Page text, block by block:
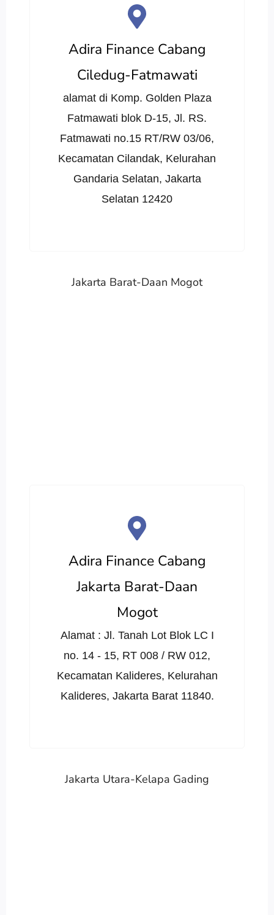
Adira Finance Cabang
Ciledug-Fatmawati
alamat di Komp. Golden Plaza
Fatmawati blok D-15, Jl. RS.
Fatmawati no.15 RT/RW 03/06,
Kecamatan Cilandak, Kelurahan
Gandaria Selatan, Jakarta
Selatan 12420
Jakarta Barat-Daan Mogot
Adira Finance Cabang
Jakarta Barat-Daan
Mogot
Alamat : Jl. Tanah Lot Blok LC I
no. 14 - 15, RT 008 / RW 012,
Kecamatan Kalideres, Kelurahan
Kalideres, Jakarta Barat 11840.
Jakarta Utara-Kelapa Gading